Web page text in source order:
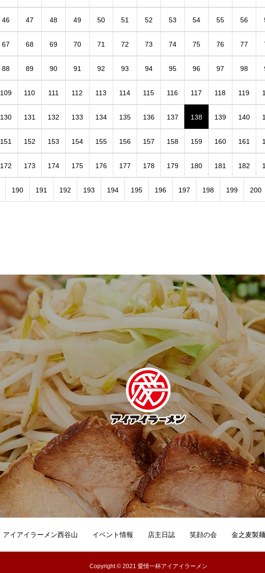
46 47 48 49 50 51 52 53 54 55 56
67 68 69 70 71 72 73 74 75 76 77
88 89 90 91 92 93 94 95 96 97 98
109 110 111 112 113 114 115 116 117 118 119
130 131 132 133 134 135 136 137 138 139 140
151 152 153 154 155 156 157 158 159 160 161
172 173 174 175 176 177 178 179 180 181 182
190 191 192 193 194 195 196 197 198 199 200
アイアイラーメン西谷山 イベント情報 店主日誌 笑顔の会 金之麦製
Copyright © 2021 愛情一杯アイアイラーメン